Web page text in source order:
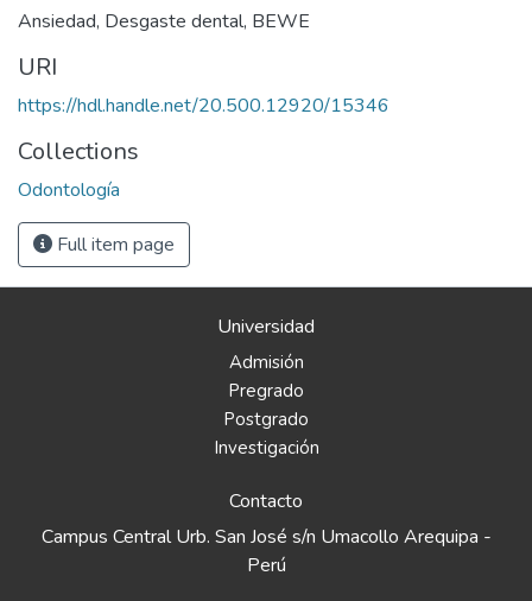
Ansiedad, Desgaste dental, BEWE
URI
https://hdl.handle.net/20.500.12920/15346
Collections
Odontología
Full item page
Universidad
Admisión
Pregrado
Postgrado
Investigación
Contacto
Campus Central Urb. San José s/n Umacollo Arequipa -
Perú